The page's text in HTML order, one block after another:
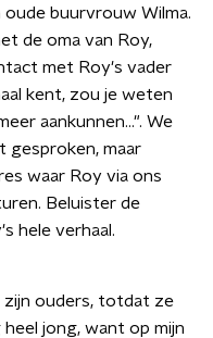
buurvrouw Wilma.
de oma van Roy,
met Roy's vader
kent, zou je weten
aankunnen...". We
gesproken, maar
waar Roy via ons
Beluister de
hele verhaal.
ouders, totdat ze
jong, want op mijn